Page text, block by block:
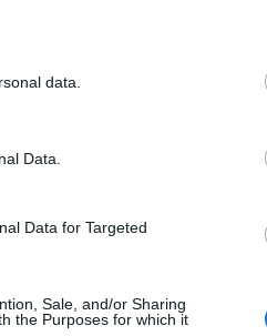
data.
Data.
Data for Targeted
Sale, and/or Sharing
the Purposes for which it